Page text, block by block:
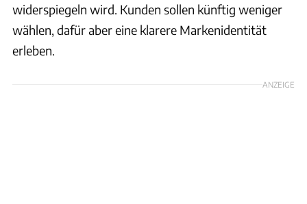
widerspiegeln wird. Kunden sollen künftig weniger
wählen, dafür aber eine klarere Markenidentität
erleben.
ANZEIGE